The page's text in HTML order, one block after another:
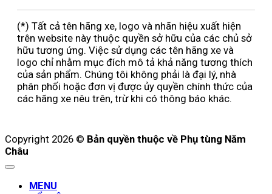
(*) Tất cả tên hãng xe, logo và nhãn hiệu xuất hiện
trên website này thuộc quyền sở hữu của các chủ sở
hữu tương ứng. Việc sử dụng các tên hãng xe và
logo chỉ nhằm mục đích mô tả khả năng tương thích
của sản phẩm. Chúng tôi không phải là đại lý, nhà
phân phối hoặc đơn vị được ủy quyền chính thức của
các hãng xe nêu trên, trừ khi có thông báo khác.
Copyright 2026 © Bản quyền thuộc về Phụ tùng Năm
Châu
MENU